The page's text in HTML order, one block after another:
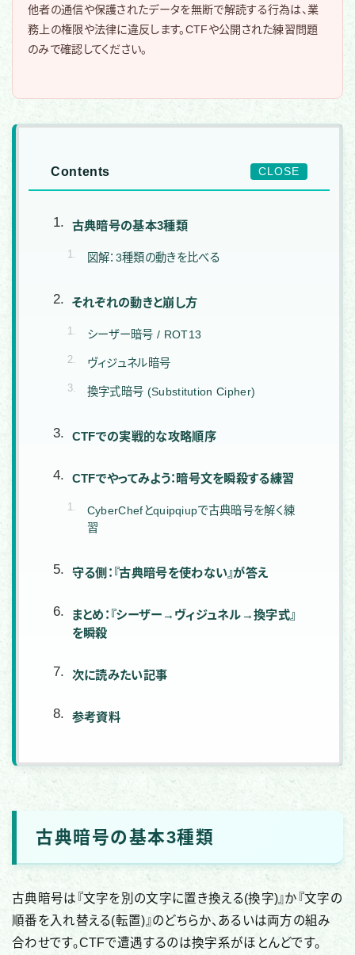
他者の通信や保護されたデータを無断で解読する行為は、業
務上の権限や法律に違反します。CTFや公開された練習問題
のみで確認してください。
CLOSE
Contents
古典暗号の基本3種類
図解：3種類の動きを比べる
それぞれの動きと崩し方
シーザー暗号 / ROT13
ヴィジュネル暗号
換字式暗号 (Substitution Cipher)
CTFでの実戦的な攻略順序
CTFでやってみよう：暗号文を瞬殺する練習
CyberChefとquipqiupで古典暗号を解く練
習
守る側：『古典暗号を使わない』が答え
まとめ：『シーザー→ヴィジュネル→換字式』
を瞬殺
次に読みたい記事
参考資料
古典暗号の基本3種類
古典暗号は『文字を別の文字に置き換える(換字)』か『文字の
順番を入れ替える(転置)』のどちらか、あるいは両方の組み
合わせです。CTFで遭遇するのは換字系がほとんどです。